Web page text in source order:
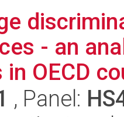
- an
OECD
, Panel: